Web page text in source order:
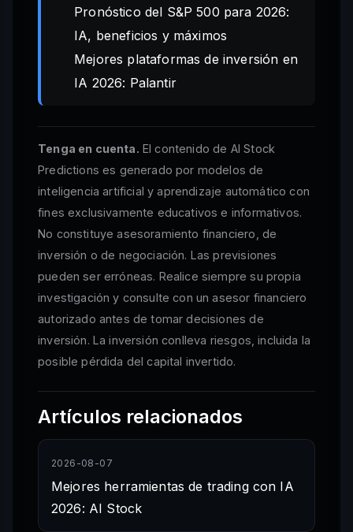
Pronóstico del S&P 500 para 2026:
IA, beneficios y máximos
Mejores plataformas de inversión en
IA 2026: Palantir
Tenga en cuenta. El contenido de AI Stock
Predictions es generado por modelos de
inteligencia artificial y aprendizaje automático con
fines exclusivamente educativos e informativos.
No constituye asesoramiento financiero, de
inversión o de negociación. Las previsiones
pueden ser erróneas. Realice siempre su propia
investigación y consulte con un asesor financiero
autorizado antes de tomar decisiones de
inversión. La inversión conlleva riesgos, incluida la
posible pérdida del capital invertido.
Artículos relacionados
2026-08-07
Mejores herramientas de trading con IA
2026: AI Stock